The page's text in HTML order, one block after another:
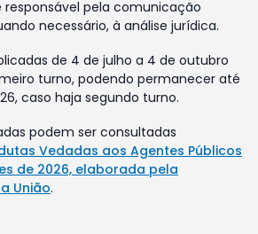
responsável pela comunicação
necessário, à análise jurídica.
de 4 de julho a 4 de outubro
turno, podendo permanecer até
caso haja segundo turno.
podem ser consultadas
Vedadas aos Agentes Públicos
de 2026, elaborada pela
União.